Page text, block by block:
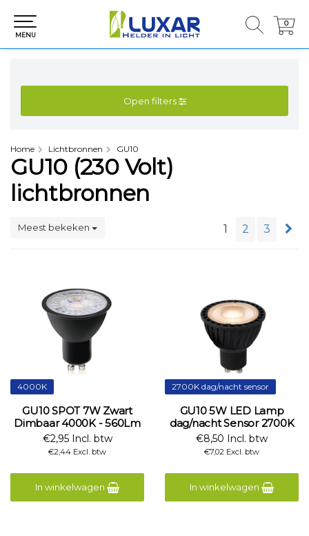
0
0
MENU
Open filters
Home Lichtbronnen GU10
GU10 (230 Volt)
lichtbronnen
Meest bekeken 1 2 3
4000K
GU10 SPOT 7W Zwart
Dimbaar 4000K - 560Lm
€2,95 Incl. btw
€2,44 Excl. btw
In winkelwagen
2700K dag/nacht sensor
GU10 5W LED Lamp
dag/nacht Sensor 2700K
€8,50 Incl. btw
€7,02 Excl. btw
In winkelwagen